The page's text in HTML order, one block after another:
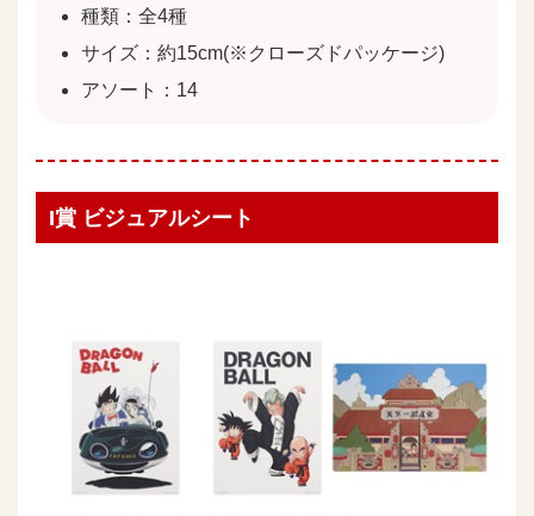
種類：全4種
サイズ：約15cm(※クローズドパッケージ)
アソート：14
I賞 ビジュアルシート